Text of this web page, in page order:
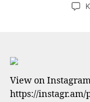
View on
https://instagr.am/